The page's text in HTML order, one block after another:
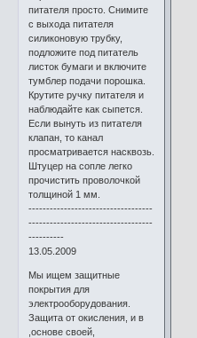
питателя просто. Снимите
с выхода питателя
силиконовую трубку,
подложите под питатель
листок бумаги и включите
тумблер подачи порошка.
Крутите ручку питателя и
наблюдайте как сыпется.
Если вынуть из питателя
клапан, то канал
просматривается насквозь.
Штуцер на сопле легко
прочистить проволочкой
толщиной 1 мм.
-----------------------------------
-----------------------------------
----------
13.05.2009
Мы ищем защитные
покрытия для
электрооборудования.
Защита от окисления, и в
,основе своей,